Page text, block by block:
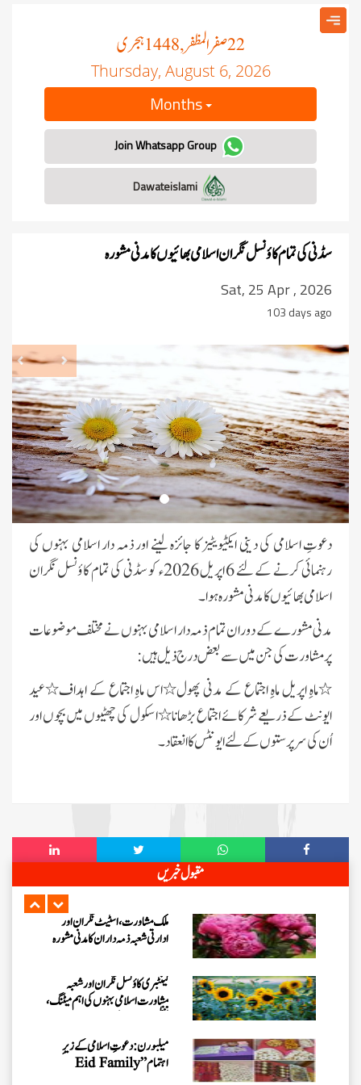
22صفر المظفر, 1448 ہجری
Thursday, August 6, 2026
Months
Join Whatsapp Group
سڈنی کی تمام کاؤنسل نگران اسلامی بھائیوں کا مدنی مشورہ
Sat, 25 Apr , 2026
103 days ago
Next
دعوتِ اسلامی کی دینی ایکٹیویٹیز کا جائزہ لینے اور ذمہ دار اسلامی بہنوں کی
رہنمائی کرنے کے لئے 6 اپریل 2026ء کو سڈنی کی تمام کاؤنسل نگران
اسلامی بھائیوں کا مدنی مشورہ ہوا۔
مدنی مشورے کے دوران تمام ذمہ دار اسلامی بہنوں نے مختلف موضوعات
پر مشاورت کی جن میں سے بعض درج ذیل ہیں:
٭ماہِ اپریل ماہِ اجتماع کے مدنی پھول٭اس ماہِ اجتماع کے اہداف٭عید
ایونٹ کے ذریعے شرکائے اجتماع بڑھانا٭اسکول کی چھٹیوں میں بچوں اور
اُن کی سرپرستوں کے لئے ایونٹس کا انعقاد۔
مقبول خبریں
نیو کاسل کی ذمہ دار اسلامی بہنوں کا
مدنی مشورہ
سڈنی نگران کے ہمراہ اہم مدنی مشورہ
تحت مارچ 2026ء کی ماہانہ کارکردگی
نیوزی لینڈ کی ذمہ دار اسلامی بہنوں کا
مدنی مشورہ، 8 دینی کاموں پر کلام
بلیک ٹاؤن کاؤنسل کی نگران و ذمہ
ملک مشاورت، اسٹیٹ نگران اور
ادارتی شعبہ ذمہ داران کا مدنی مشورہ
کینٹبری کاؤنسل نگران اور شعبہ
مشاورت اسلامی بہنوں کی اہم میٹنگ،
میلبورن: دعوتِ اسلامی کے زیرِ
اہتمام ”Eid Family